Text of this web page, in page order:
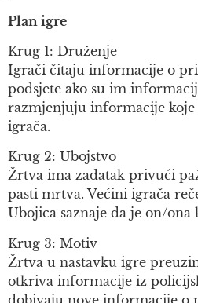
Plan igre
Krug 1: Druženje
Igrači čitaju informacije o
podsjete ako su im
razmjenjuju informacije koje
igrača.
Krug 2: Ubojstvo
Žrtva ima zadatak privući
pasti mrtva. Većini igrača
Ubojica saznaje da je on/ona
Krug 3: Motiv
Žrtva u nastavku igre
otkriva informacije iz
dobivaju nove informacije o